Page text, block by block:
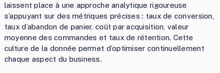
laissent place à une approche analytique rigoureuse
s’appuyant sur des métriques précises : taux de conversion,
taux d’abandon de panier, coût par acquisition, valeur
moyenne des commandes et taux de rétention. Cette
culture de la donnée permet d’optimiser continuellement
chaque aspect du business.